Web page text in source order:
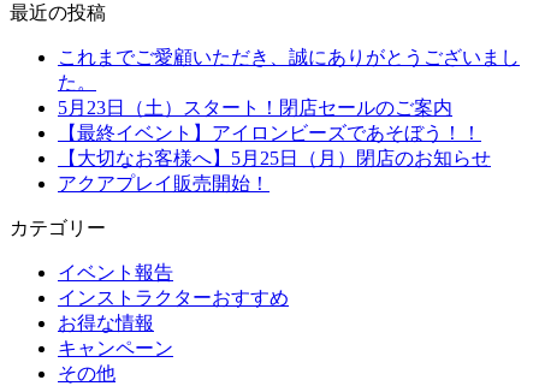
最近の投稿
これまでご愛顧いただき、誠にありがとうございまし
た。
5月23日（土）スタート！閉店セールのご案内
【最終イベント】アイロンビーズであそぼう！！
【大切なお客様へ】5月25日（月）閉店のお知らせ
アクアプレイ販売開始！
カテゴリー
イベント報告
インストラクターおすすめ
お得な情報
キャンペーン
その他